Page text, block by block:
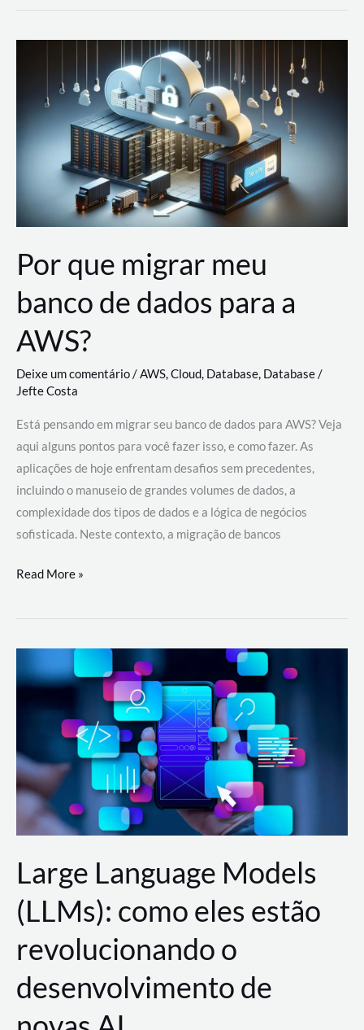
Soluções
AWS
Por que migrar meu
banco de dados para a
AWS?
Deixe um comentário/AWS,Cloud, Database, Database/
Jefte Costa
Está pensando em migrar seu banco de dados para AWS? Veja
aqui alguns pontos para você fazer isso, e como fazer. As
aplicações de hoje enfrentam desafios sem precedentes,
incluindo o manuseio de grandes volumes de dados, a
complexidade dos tipos de dados e a lógica de negócios
sofisticada. Neste contexto, a migração de bancos
Por
migrar
de
a
AWS?
Read More »
Large Language Models
(LLMs): como eles estão
revolucionando o
desenvolvimento de